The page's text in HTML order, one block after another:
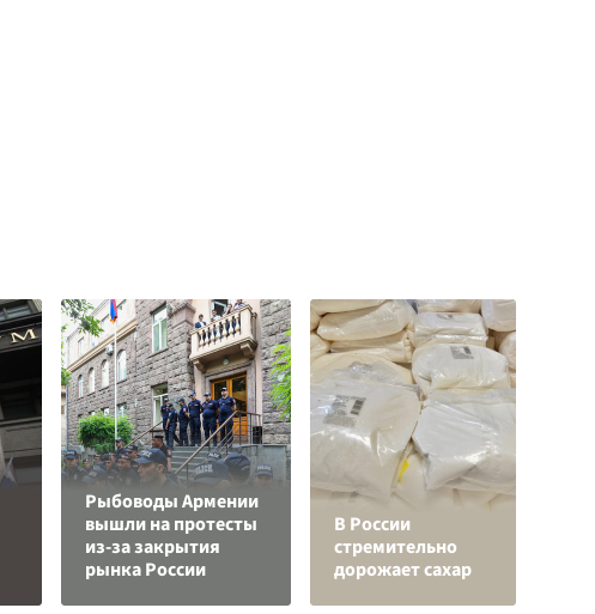
Рыбоводы Армении
вышли на протесты
из-за закрытия
рынка России
В России
стремительно
дорожает сахар